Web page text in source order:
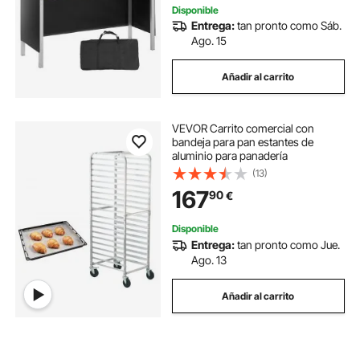
Disponible
Entrega:tan pronto como Sáb.
Ago. 15
Añadir al carrito
VEVOR Carrito comercial con
bandeja para pan estantes de
aluminio para panadería
(13)
16790€
Disponible
Entrega:tan pronto como Jue.
Ago. 13
Añadir al carrito